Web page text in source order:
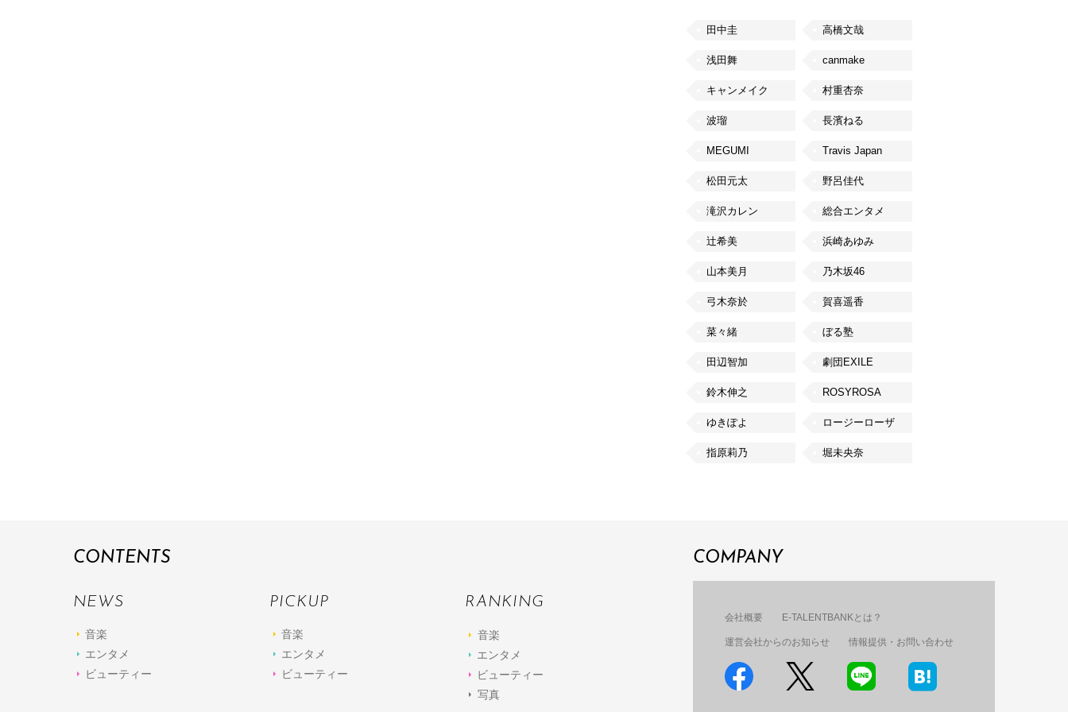
田中圭 高橋文哉
浅田舞 canmake
キャンメイク 村重杏奈
波瑠 長濱ねる
MEGUMI Travis Japan
松田元太 野呂佳代
滝沢カレン 総合エンタメ
辻希美 浜崎あゆみ
山本美月 乃木坂46
弓木奈於 賀喜遥香
菜々緒 ぼる塾
田辺智加 劇団EXILE
鈴木伸之 ROSYROSA
ゆきぽよ ロージーローザ
指原莉乃 堀未央奈
CONTENTS
NEWS
音楽
エンタメ
ビューティー
PICKUP
音楽
エンタメ
ビューティー
RANKING
音楽
エンタメ
ビューティー
写真
COMPANY
会社概要 E-TALENTBANKとは？
運営会社からのお知らせ 情報提供・お問い合わせ